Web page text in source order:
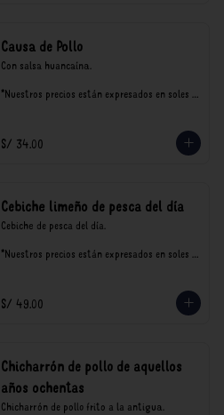
Causa de Pollo
Con salsa huancaína.
*Nuestros precios están expresados en soles e
S/ 34.00
Cebiche limeño de pesca del día
Cebiche de pesca del día.
*Nuestros precios están expresados en soles e
S/ 49.00
Chicharrón de pollo de aquellos
años ochentas
Chicharrón de pollo frito a la antigua.